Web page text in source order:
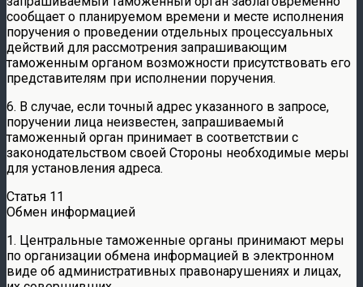
сообщает о планируемом времени и месте исполнения
поручения о проведении отдельных процессуальных
действий для рассмотрения запрашивающим
таможенным органом возможности присутствовать его
представителям при исполнении поручения.
6. В случае, если точный адрес указанного в запросе,
поручении лица неизвестен, запрашиваемый
таможенный орган принимает в соответствии с
законодательством своей Стороны необходимые меры
для установления адреса.
Статья 11
Обмен информацией
1. Центральные таможенные органы принимают меры
по организации обмена информацией в электронном
виде об административных правонарушениях и лицах,